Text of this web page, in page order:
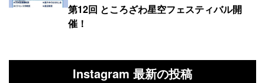
第12回 ところざわ星空フェスティバル開
催！
Instagram 最新の投稿